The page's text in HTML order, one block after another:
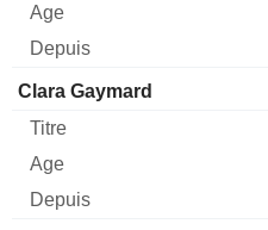
Clara Gaymard